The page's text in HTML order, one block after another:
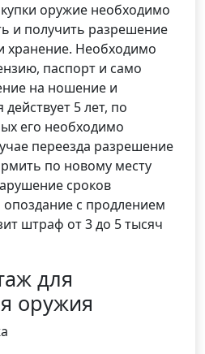
оружие необходимо
и получить разрешение
хранение. Необходимо
паспорт и само
на ношение и
5 лет, по
его необходимо
переезда разрешение
по новому месту
сроков
опоздание с продлением
штраф от 3 до 5 тысяч
для
оружия